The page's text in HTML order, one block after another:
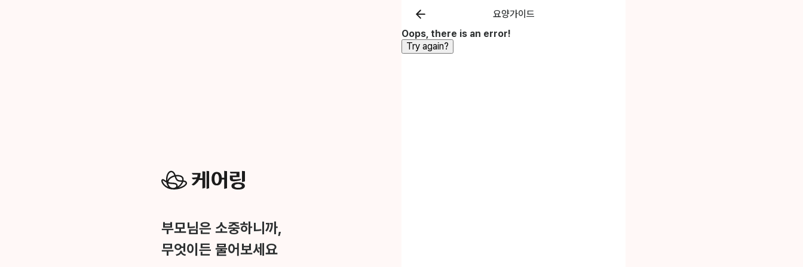
부모님은 소중하니까,
무엇이든 물어보세요
요양가이드
Oops, there is an error!
Try again?